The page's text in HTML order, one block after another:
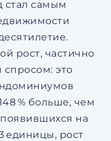
стал самым
рост, частично
это
% больше, чем
появившихся на
единицы, рост